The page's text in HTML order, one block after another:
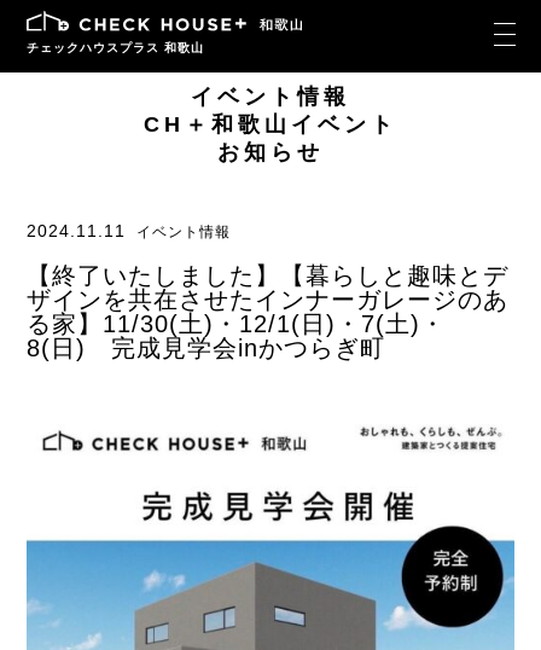
チェックハウスプラス 和歌山
イベント情報
CH＋和歌山イベント
お知らせ
2024.11.11 イベント情報
【終了いたしました】【暮らしと趣味とデ
ザインを共在させたインナーガレージのあ
る家】11/30(土)・12/1(日)・7(土)・
8(日) 完成見学会inかつらぎ町